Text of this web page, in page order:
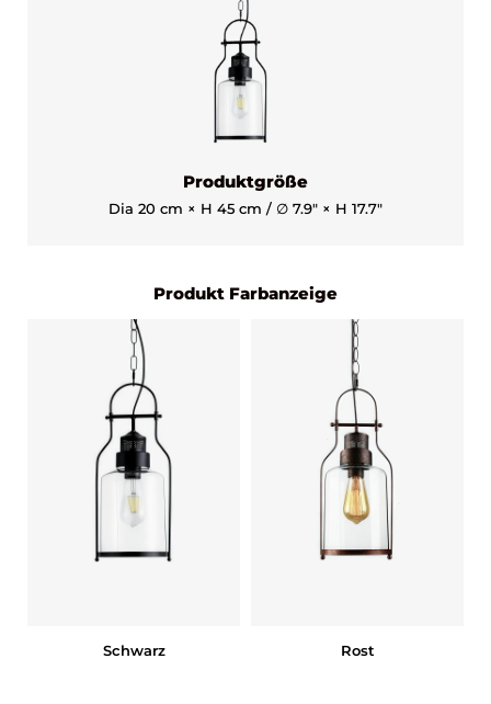
Produktgröße
Dia 20 cm × H 45 cm / ∅ 7.9″ × H 17.7″
Produkt Farbanzeige
Schwarz Rost